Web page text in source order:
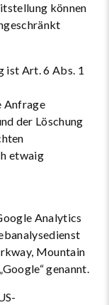
können
ist Art. 6 Abs. 1
Anfrage
der Löschung
etwaig
Analytics
Mountain
genannt.